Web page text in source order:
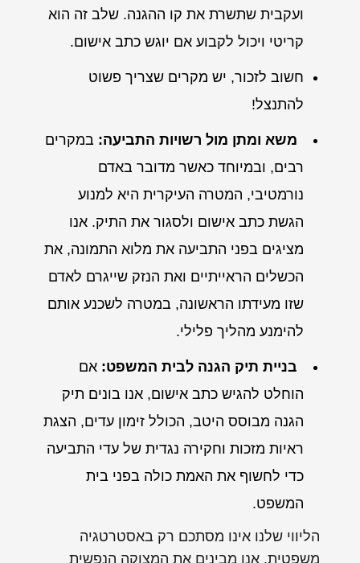
ועקבית שתשרת את קו ההגנה. שלב זה הוא
קריטי ויכול לקבוע אם יוגש כתב אישום.
חשוב לזכור, יש מקרים שצריך פשוט
להתנצל!
משא ומתן מול רשויות התביעה: במקרים
רבים, ובמיוחד כאשר מדובר באדם
נורמטיבי, המטרה העיקרית היא למנוע
הגשת כתב אישום ולסגור את התיק. אנו
מציגים בפני התביעה את מלוא התמונה, את
הכשלים הראייתיים ואת הנזק שייגרם לאדם
שזו מעידתו הראשונה, במטרה לשכנע אותם
להימנע מהליך פלילי.
בניית תיק הגנה לבית המשפט: אם
הוחלט להגיש כתב אישום, אנו בונים תיק
הגנה מבוסס היטב, הכולל זימון עדים, הצגת
ראיות מזכות וחקירה נגדית של עדי התביעה
כדי לחשוף את האמת כולה בפני בית
המשפט.
הליווי שלנו אינו מסתכם רק באסטרטגיה
משפטית. אנו מבינים את המצוקה הנפשית